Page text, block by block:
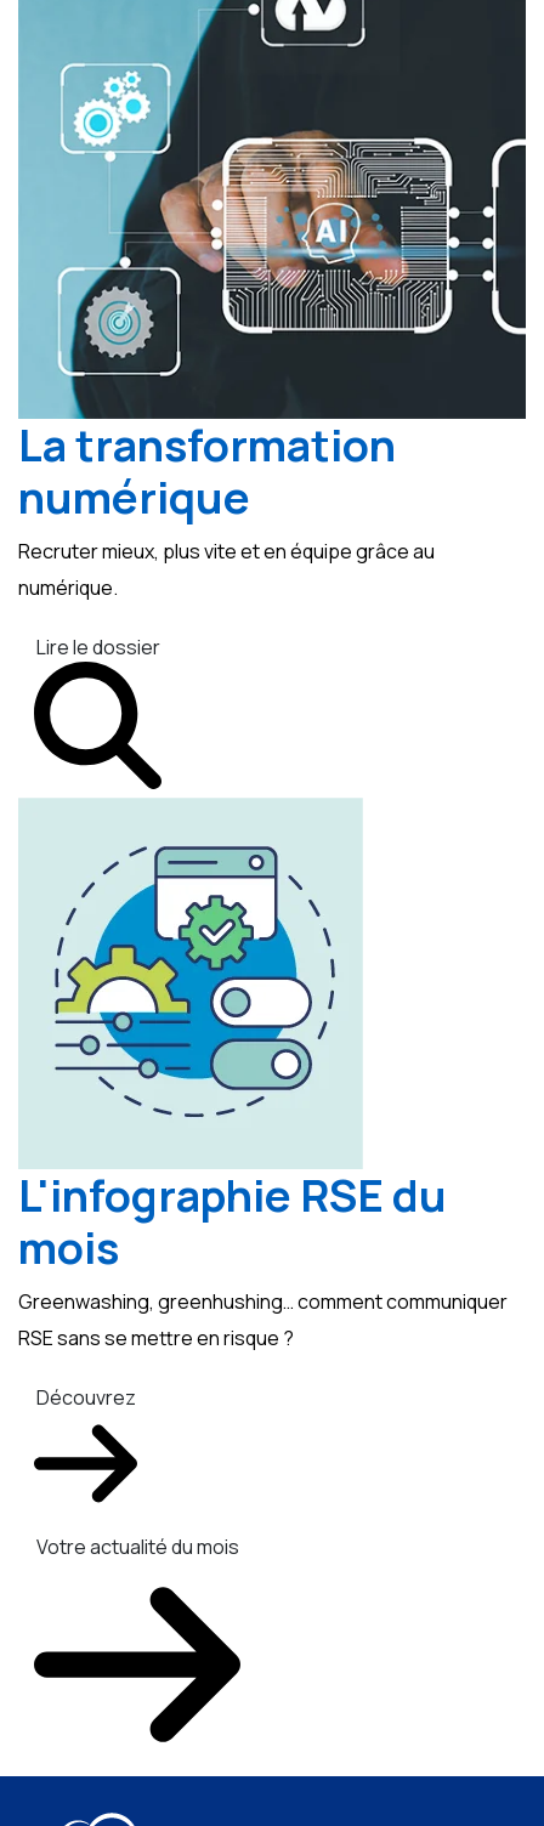
La transformation
numérique
Recruter mieux, plus vite et en équipe grâce au
numérique.
Lire le dossier
L'infographie RSE du
mois
Greenwashing, greenhushing… comment communiquer
RSE sans se mettre en risque ?
Découvrez
Votre actualité du mois